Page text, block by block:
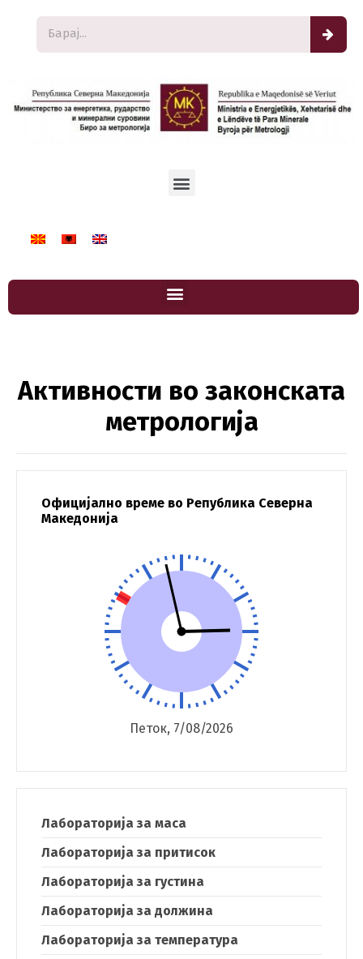
Активности во законската
метрологија
Официјално време во Република Северна
Македонија
Петок, 7/08/2026
Лабораторија за маса
Лабораторија за притисок
Лабораторија за густина
Лабораторија за должина
Лабораторија за температура
Switch The Language
македонски